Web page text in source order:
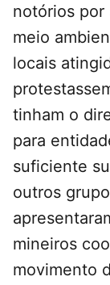
notórios por
meio
locais
tinham o
para
suficiente
outros
mineiros
movimento